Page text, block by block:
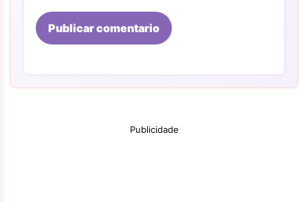
Publicar comentario
Publicidade